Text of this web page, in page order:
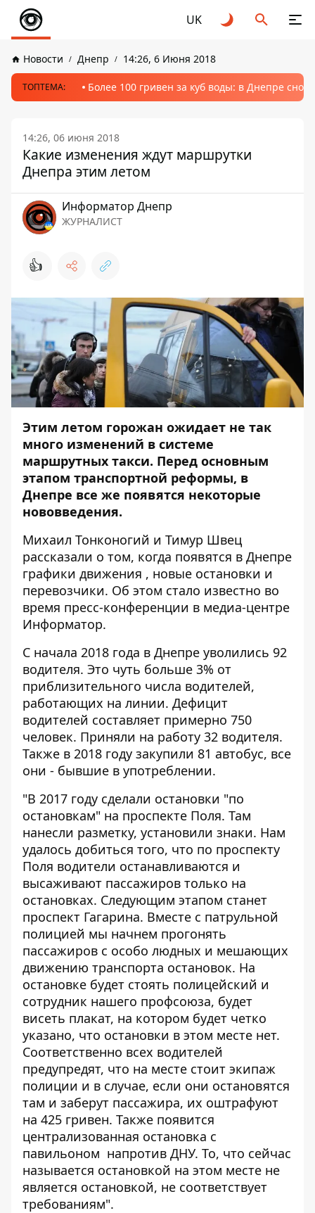
UK
Новости Днепр 14:26, 6 Июня 2018
ТОПТЕМА: Более 100 гривен за куб воды: в Днепре
14:26, 06 июня 2018
Какие изменения ждут маршрутки
Днепра этим летом
Информатор Днепр
ЖУРНАЛИСТ
👍
Этим летом горожан ожидает не так
много изменений в системе
маршрутных такси. Перед основным
этапом транспортной реформы, в
Днепре все же появятся некоторые
нововведения.
Михаил Тонконогий и Тимур Швец
рассказали о том, когда появятся в Днепре
графики движения , новые остановки и
перевозчики. Об этом стало известно во
время пресс-конференции в медиа-центре
Информатор.
С начала 2018 года в Днепре уволились 92
водителя. Это чуть больше 3% от
приблизительного числа водителей,
работающих на линии. Дефицит
водителей составляет примерно 750
человек. Приняли на работу 32 водителя.
Также в 2018 году закупили 81 автобус, все
они - бывшие в употреблении.
"В 2017 году сделали остановки "по
остановкам" на проспекте Поля. Там
нанесли разметку, установили знаки. Нам
удалось добиться того, что по проспекту
Поля водители останавливаются и
высаживают пассажиров только на
остановках. Следующим этапом станет
проспект Гагарина. Вместе с патрульной
полицией мы начнем прогонять
пассажиров с особо людных и мешающих
движению транспорта остановок. На
остановке будет стоять полицейский и
сотрудник нашего профсоюза, будет
висеть плакат, на котором будет четко
указано, что остановки в этом месте нет.
Соответственно всех водителей
предупредят, что на месте стоит экипаж
полиции и в случае, если они остановятся
там и заберут пассажира, их оштрафуют
на 425 гривен. Также появится
централизованная остановка с
павильоном напротив ДНУ. То, что сейчас
называется остановкой на этом месте не
является остановкой, не соответствует
требованиям".